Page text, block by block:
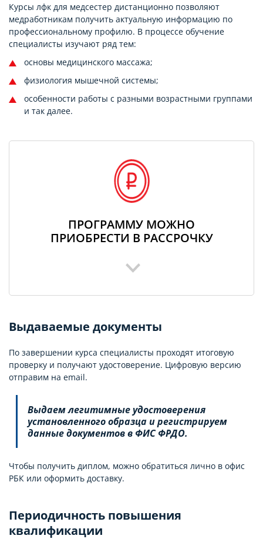
Курсы лфк для медсестер дистанционно позволяют
медработникам получить актуальную информацию по
профессиональному профилю. В процессе обучение
специалисты изучают ряд тем:
основы медицинского массажа;
физиология мышечной системы;
особенности работы с разными возрастными группами
и так далее.
ПРОГРАММУ МОЖНО
ПРИОБРЕСТИ В РАССРОЧКУ
Выдаваемые документы
По завершении курса специалисты проходят итоговую
проверку и получают удостоверение. Цифровую версию
отправим на email.
Выдаем легитимные удостоверения
установленного образца и регистрируем
данные документов в ФИС ФРДО.
Чтобы получить диплом, можно обратиться лично в офис
РБК или оформить доставку.
Периодичность повышения
квалификации